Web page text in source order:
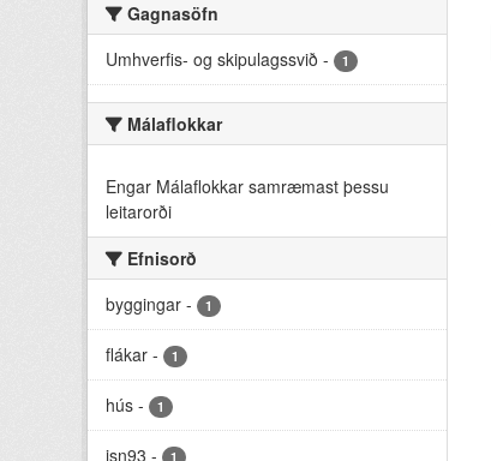
Gagnasöfn
Umhverfis- og skipulagssvið - 1
Málaflokkar
Engar Málaflokkar samræmast þessu
leitarorði
Efnisorð
byggingar - 1
flákar - 1
hús - 1
isn93 - 1